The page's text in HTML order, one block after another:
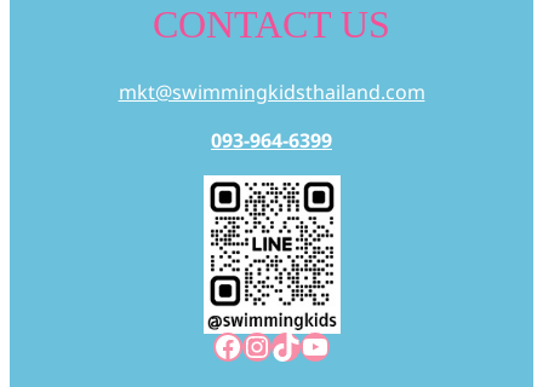
CONTACT US
mkt@swimmingkidsthailand.com
093-964-6399
Facebook
Instagram
TikTok
YouTube